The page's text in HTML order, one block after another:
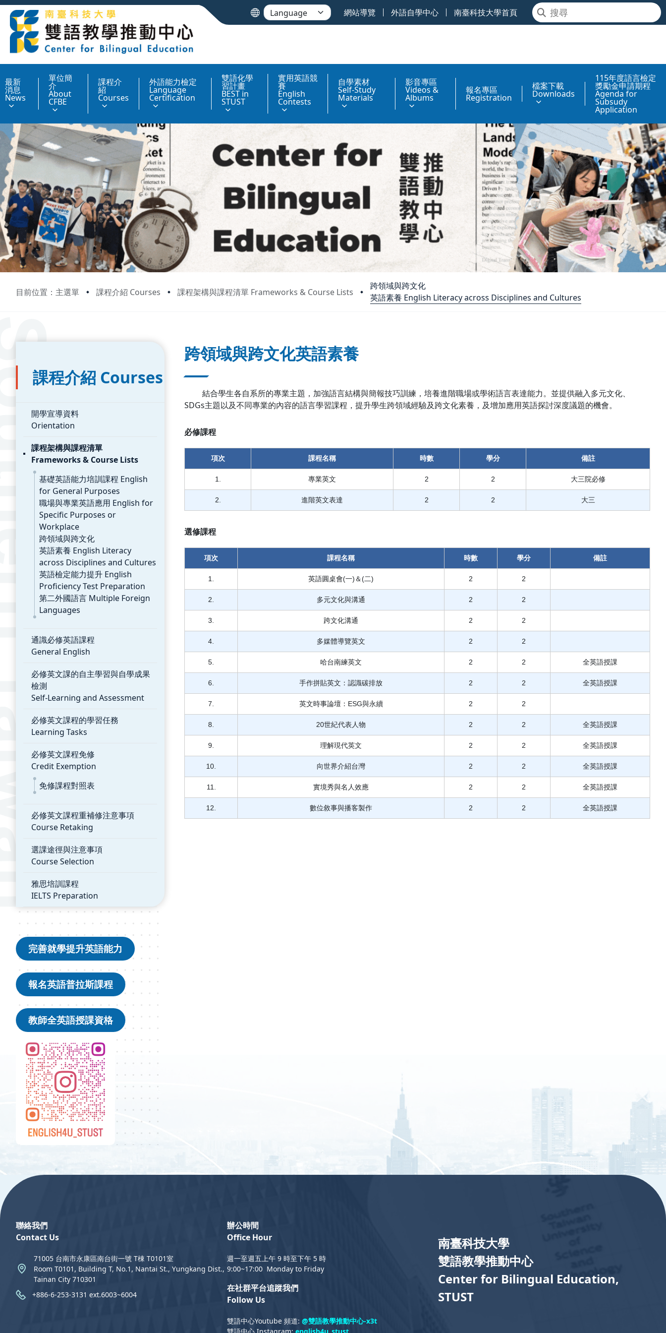
網站導覽 外語自學中心 南臺科技大學首頁
最新
消息
News
單位簡
介
About
CFBE
課程介
紹
Courses
外語能力檢定
Language
Certification
雙語化學
習計畫
BEST in
STUST
實用英語競
賽
English
Contests
自學素材
Self-Study
Materials
影音專區
Videos &
Albums
報名專區
Registration
檔案下載
Downloads
115年度語言檢定
獎勵金申請期程
Agenda for
Subsudy
Application
目前位置：主選單 課程介紹 Courses 課程架構與課程清單 Frameworks & Course Lists
跨領域與跨文化
英語素養 English Literacy across Disciplines and Cultures
:::
課程介紹 Courses
開學宣導資料
Orientation
課程架構與課程清單
Frameworks & Course Lists
基礎英語能力培訓課程 English
for General Purposes
職場與專業英語應用 English for
Specific Purposes or
Workplace
跨領域與跨文化
英語素養 English Literacy
across Disciplines and Cultures
英語檢定能力提升 English
Proficiency Test Preparation
第二外國語言 Multiple Foreign
Languages
通識必修英語課程
General English
必修英文課的自主學習與自學成果
檢測
Self-Learning and Assessment
必修英文課程的學習任務
Learning Tasks
必修英文課程免修
Credit Exemption
免修課程對照表
必修英文課程重補修注意事項
Course Retaking
選課途徑與注意事項
Course Selection
雅思培訓課程
IELTS Preparation
完善就學提升英語能力
報名英語普拉斯課程
教師全英語授課資格 ㄑㄑㄎ
跨領域與跨文化英語素養
結合學生各自系所的專業主題，加強語言結構與簡報技巧訓練，培養進階職場或學術語言表達能力。並提供融入多元文化、
SDGs主題以及不同專業的內容的語言學習課程，提升學生跨領域經驗及跨文化素養，及增加應用英語探討深度議題的機會。
必修課程
項次 課程名稱 時數 學分 備註
1. 專業英文 2 2 大三院必修
2. 進階英文表達 2 2 大三
選修課程
項次 課程名稱 時數 學分 備註
1. 英語圓桌會(一)＆(二) 2 2
2. 多元文化與溝通 2 2
3. 跨文化溝通 2 2
4. 多媒體導覽英文 2 2
5. 哈台南練英文 2 2 全英語授課
6. 手作拼貼英文：認識碳排放 2 2 全英語授課
7. 英文時事論壇：ESG與永續 2 2
8. 20世紀代表人物 2 2 全英語授課
9. 理解現代英文 2 2 全英語授課
10. 向世界介紹台灣 2 2 全英語授課
11. 實境秀與名人效應 2 2 全英語授課
12. 數位敘事與播客製作 2 2 全英語授課
:::
南臺科技大學
雙語教學推動中心
Center for Bilingual Education,
STUST
聯絡我們
Contact Us
71005 台南市永康區南台街一號 T棟 T0101室
Room T0101, Building T, No.1, Nantai St., Yungkang Dist.,
Tainan City 710301
+886-6-253-3131 ext.6003~6004
辦公時間
Office Hour
週一至週五上午 9 時至下午 5 時
9:00~17:00 Monday to Friday
在社群平台追蹤我們
Follow Us
雙語中心Youtube 頻道:@雙語教學推動中心-x3t